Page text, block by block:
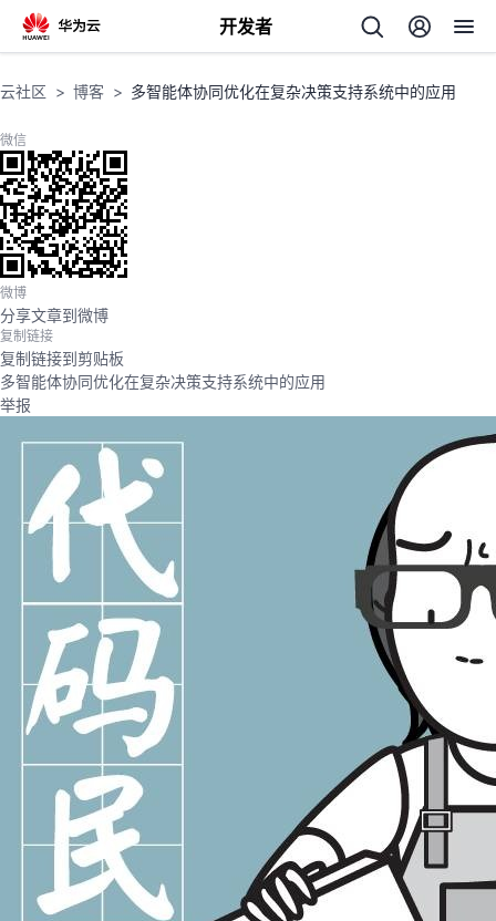
开发者
返
个
人
主
我
的
者
我
的
博
我
的
坛
我
圈
子
的
直
播
我
的
活
我
的
我
云社区 博客 多智能体协同优化在复杂决策支持系统中的应用
微信
微博
分享文章到微博
复制链接
复制链接到剪贴板
多智能体协同优化在复杂决策支持系统中的应用
举报